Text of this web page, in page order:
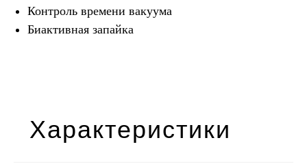
Контроль времени вакуума
Биактивная запайка
Характеристики